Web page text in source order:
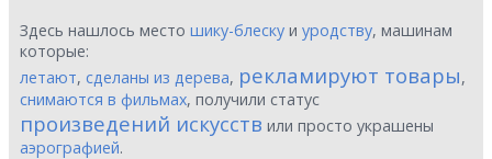
Здесь нашлось место шику-блеску и уродству, машинам
которые:
летают, сделаны из дерева, рекламируют товары,
снимаются в фильмах, получили статус
произведений искусств или просто украшены
аэрографией.